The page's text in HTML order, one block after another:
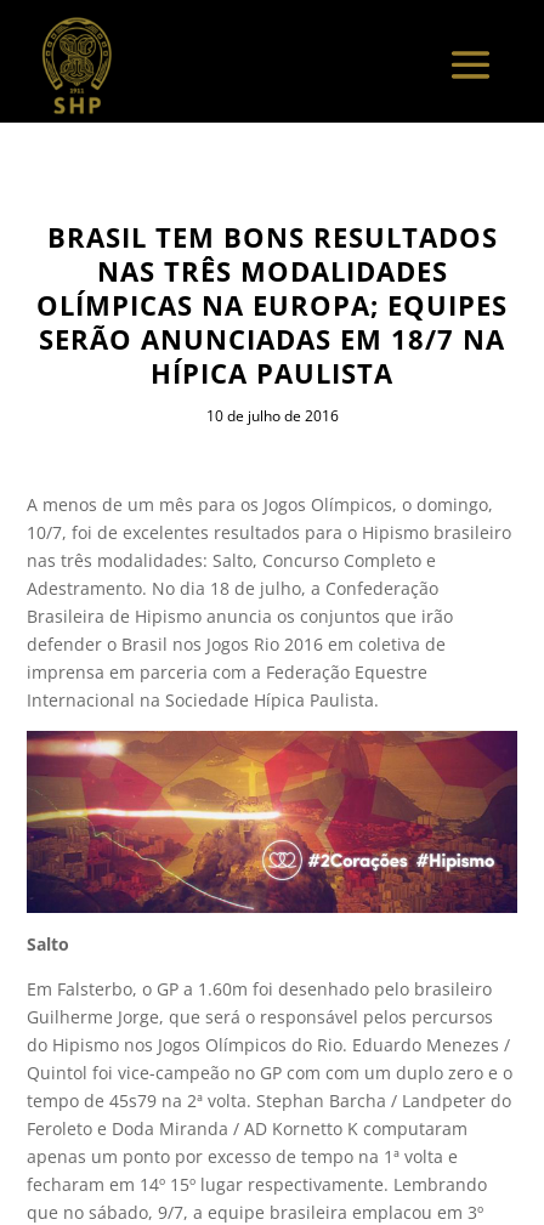
BRASIL TEM BONS RESULTADOS
NAS TRÊS MODALIDADES
OLÍMPICAS NA EUROPA; EQUIPES
SERÃO ANUNCIADAS EM 18/7 NA
HÍPICA PAULISTA
10 de julho de 2016
A menos de um mês para os Jogos Olímpicos, o domingo,
10/7, foi de excelentes resultados para o Hipismo brasileiro
nas três modalidades: Salto, Concurso Completo e
Adestramento. No dia 18 de julho, a Confederação
Brasileira de Hipismo anuncia os conjuntos que irão
defender o Brasil nos Jogos Rio 2016 em coletiva de
imprensa em parceria com a Federação Equestre
Internacional na Sociedade Hípica Paulista.
Salto
Em Falsterbo, o GP a 1.60m foi desenhado pelo brasileiro
Guilherme Jorge, que será o responsável pelos percursos
do Hipismo nos Jogos Olímpicos do Rio. Eduardo Menezes /
Quintol foi vice-campeão no GP com com um duplo zero e o
tempo de 45s79 na 2ª volta. Stephan Barcha / Landpeter do
Feroleto e Doda Miranda / AD Kornetto K computaram
apenas um ponto por excesso de tempo na 1ª volta e
fecharam em 14º 15º lugar respectivamente. Lembrando
que no sábado, 9/7, a equipe brasileira emplacou em 3º